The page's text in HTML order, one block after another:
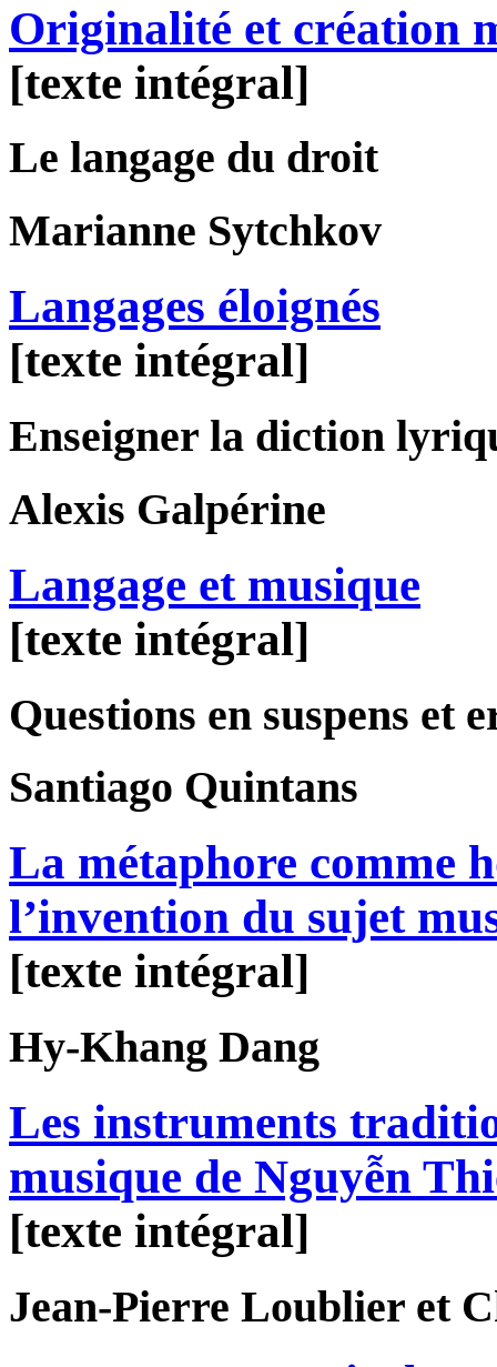
Originalité et création
[texte intégral]
Le langage du droit
Marianne Sytchkov
Langages éloignés
[texte intégral]
Enseigner la diction
Alexis Galpérine
Langage et musique
[texte intégral]
Questions en suspens et
Santiago Quintans
La métaphore comme
l’invention du sujet
[texte intégral]
Hy-Khang Dang
Les instruments
musique de Nguyễn
[texte intégral]
Jean-Pierre Loublier et